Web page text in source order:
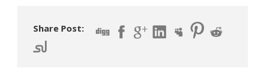
Share Post: